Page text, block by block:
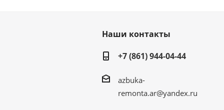
Наши контакты
+7 (861) 944-04-44
azbuka-
remonta.ar@yandex.ru